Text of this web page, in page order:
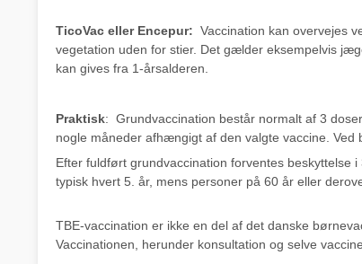
TicoVac eller Encepur: Vaccination kan overvejes
vegetation uden for stier. Det gælder eksempelvis
kan gives fra 1-årsalderen.
Praktisk: Grundvaccination består normalt af 3
nogle måneder afhængigt af den valgte vaccine.
Efter fuldført grundvaccination forventes beskyttelse
typisk hvert 5. år, mens personer på 60 år eller
TBE-vaccination er ikke en del af det danske
Vaccinationen, herunder konsultation og selve